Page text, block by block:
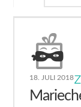
18. JULI 2018